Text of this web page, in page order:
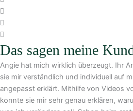
Das sagen meine
Angie hat mich wirklich überzeugt. Ihr
sie mir verständlich und individuell auf
angepasst erklärt. Mithilfe von Videos
konnte sie mir sehr genau erklären,